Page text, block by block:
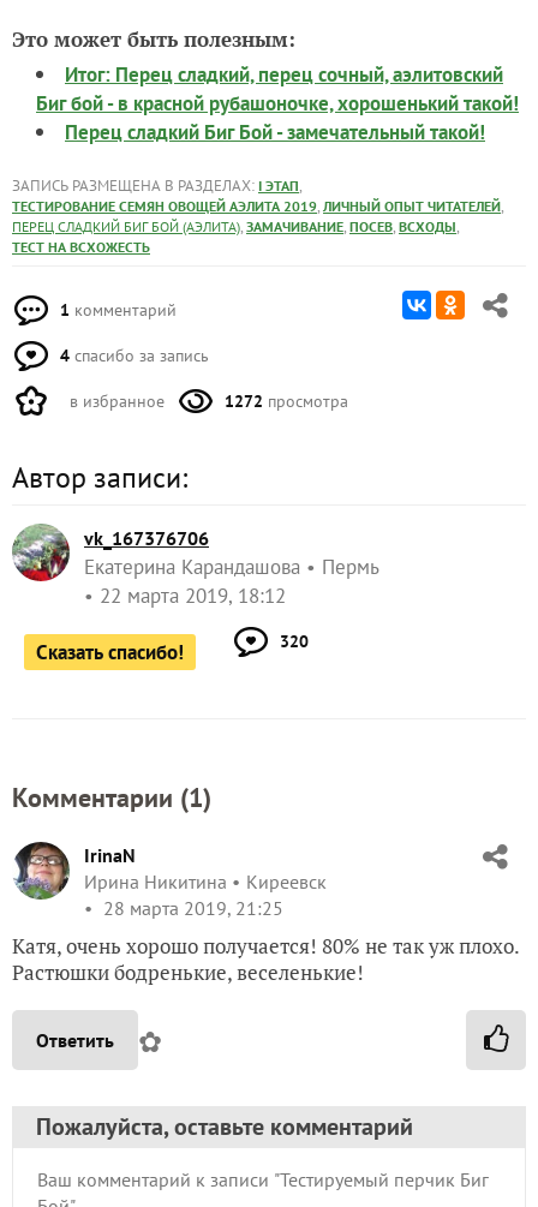
Это может быть полезным:
Итог: Перец сладкий, перец сочный, аэлитовский
Биг бой - в красной рубашоночке, хорошенький такой!
Перец сладкий Биг Бой - замечательный такой!
ЗАПИСЬ РАЗМЕЩЕНА В РАЗДЕЛАХ: I ЭТАП,
ТЕСТИРОВАНИЕ СЕМЯН ОВОЩЕЙ АЭЛИТА 2019, ЛИЧНЫЙ ОПЫТ ЧИТАТЕЛЕЙ,
ПЕРЕЦ СЛАДКИЙ БИГ БОЙ (АЭЛИТА), ЗАМАЧИВАНИЕ, ПОСЕВ, ВСХОДЫ,
ТЕСТ НА ВСХОЖЕСТЬ
1 комментарий
4 спасибо за запись
в избранное 1272 просмотра
Автор записи:
vk_167376706
Екатерина Карандашова
Пермь
22 марта 2019, 18:12
Сказать спасибо! 320
Комментарии (1)
IrinaN
Ирина Никитина
Киреевск
28 марта 2019, 21:25
Катя, очень хорошо получается! 80% не так уж плохо.
Растюшки бодренькие, веселенькие!
Ответить ✿
Пожалуйста, оставьте комментарий